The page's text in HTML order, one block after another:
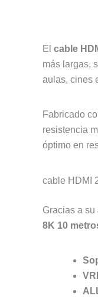
El cable
más largas,
aulas, cines
Fabricado
resistencia
óptimo en
cable HDMI
Gracias a su
8K 10